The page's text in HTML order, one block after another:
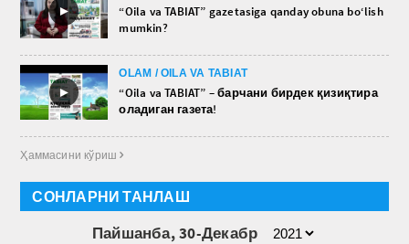
►
“Oila va TABIAT” gazetasiga qanday obuna bo‘lish
mumkin?
►
OLAM / OILA VA TABIAT
“Oila va TABIAT” – барчани бирдек қизиқтира
оладиган газета!
Ҳаммасини кўриш 
СОНЛАРНИ ТАНЛАШ
Пайшанба, 30-Декабр